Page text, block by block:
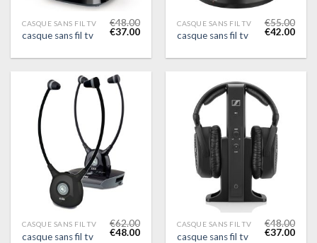
CASQUE SANS FIL TV
casque sans fil tv
€48.00
€37.00
CASQUE SANS FIL TV
casque sans fil tv
€55.00
€42.00
CASQUE SANS FIL TV
casque sans fil tv
€62.00
€48.00
CASQUE SANS FIL TV
casque sans fil tv
€48.00
€37.00